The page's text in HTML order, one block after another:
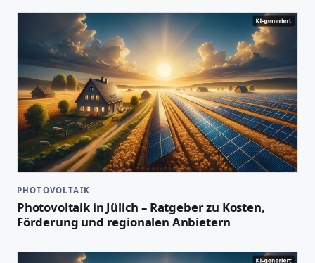
PHOTOVOLTAIK
Photovoltaik in Jülich – Ratgeber zu Kosten,
Förderung und regionalen Anbietern